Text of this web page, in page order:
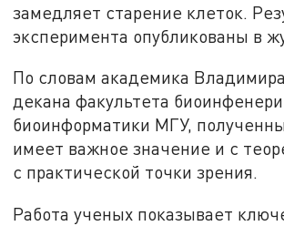
замедляет старение клеток.
эксперимента опубликованы в
По словам академика
декана факультета
биоинформатики МГУ,
имеет важное значение и с
с практической точки зрения.
Работа ученых показывает